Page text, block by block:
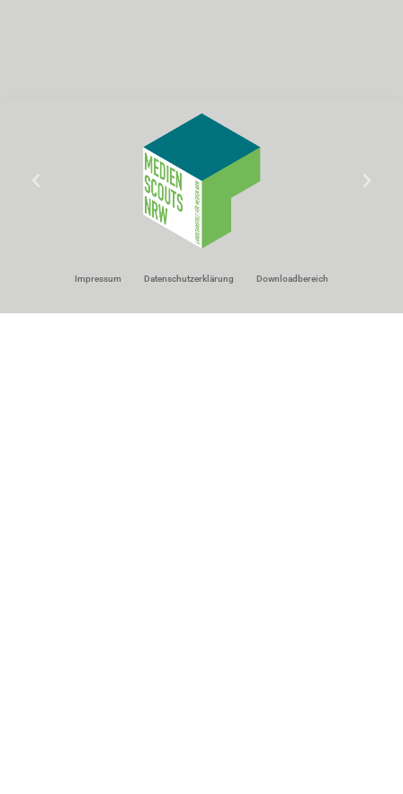
Impressum Datenschutzerklärung Downloadbereich